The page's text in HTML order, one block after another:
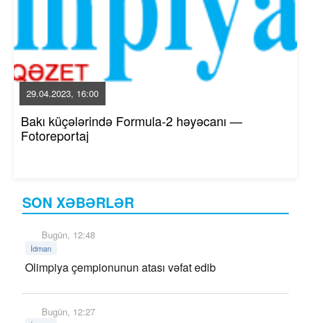
SON XƏBƏRLƏR
Bugün, 12:48
İdman
Olimpiya çempionunun atası vəfat edib
Bugün, 12:27
29.04.2023, 16:00
Bakı küçələrində Formula-2 həyəcanı —
Fotoreportaj